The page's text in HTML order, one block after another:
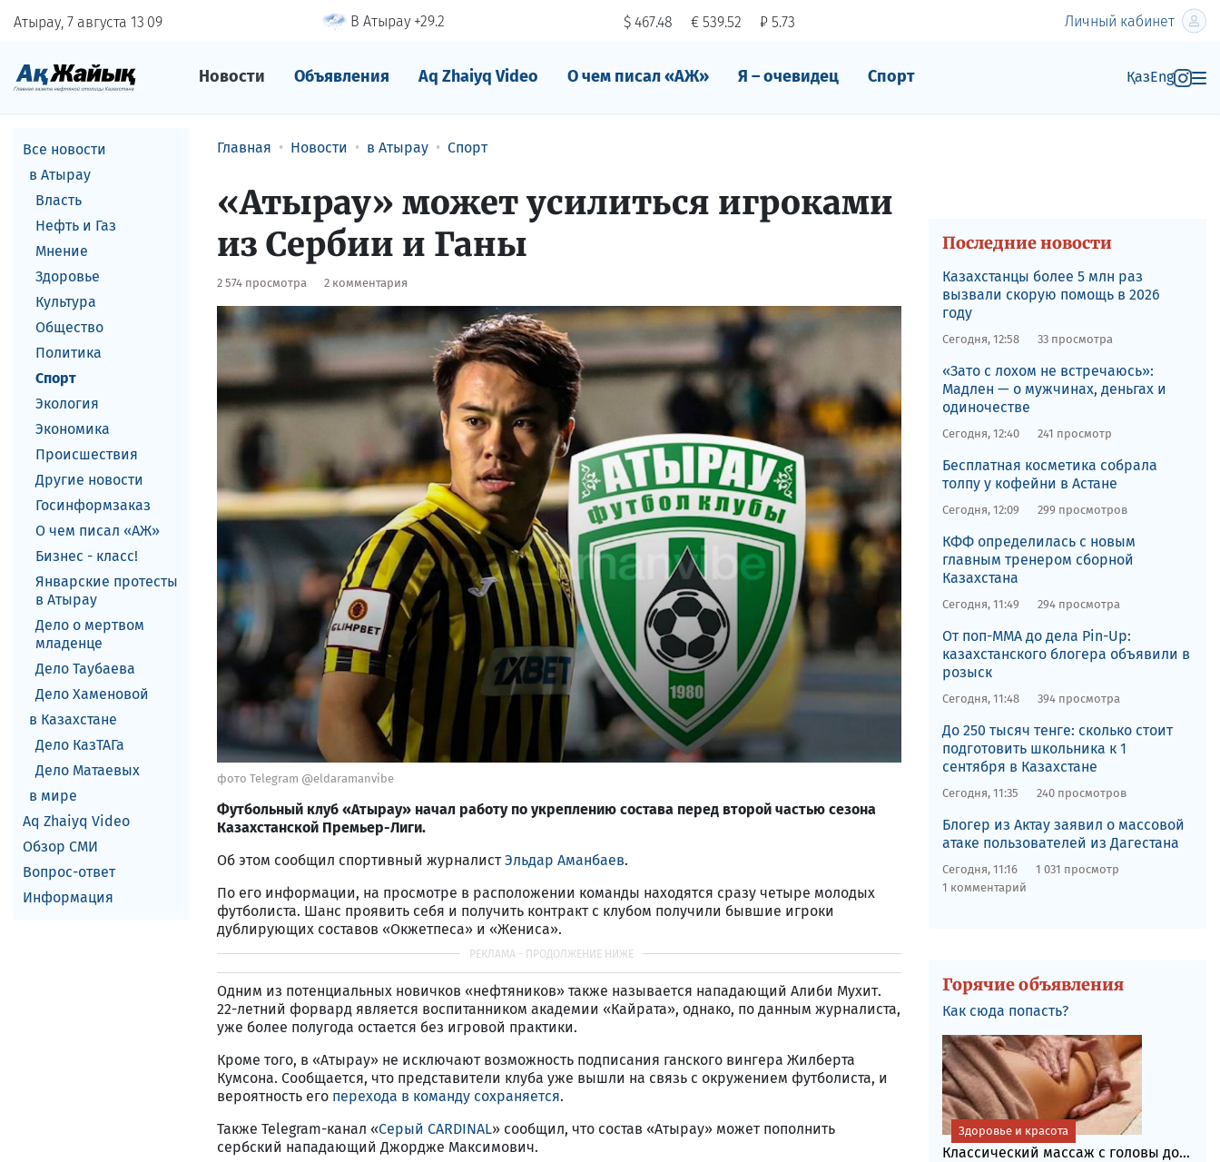
Атырау, 7 августа 13 09 В Атырау +29.2 $ 467.48 € 539.52 ₽ 5.73 Личный кабинет
Новости Объявления Aq Zhaiyq Video О чем писал «АЖ» Я – очевидец Спорт ҚазEng
Все новости
в Атырау
Власть
Нефть и Газ
Мнение
Здоровье
Культура
Общество
Политика
Спорт
Экология
Экономика
Происшествия
Другие новости
Госинформзаказ
О чем писал «АЖ»
Бизнес - класс!
Январские протесты
в Атырау
Дело о мертвом
младенце
Дело Таубаева
Дело Хаменовой
в Казахстане
Дело КазТАГа
Дело Матаевых
в мире
Aq Zhaiyq Video
Обзор СМИ
Вопрос-ответ
Информация
Главная Новости в Атырау Спорт
«Атырау» может усилиться игроками
из Сербии и Ганы
2 574 просмотра 2 комментария
фото Telegram @eldaramanvibe
Футбольный клуб «Атырау» начал работу по укреплению состава перед второй частью сезона
Казахстанской Премьер-Лиги.
Об этом сообщил спортивный журналистЭльдар Аманбаев.
По его информации, на просмотре в расположении команды находятся сразу четыре молодых
футболиста. Шанс проявить себя и получить контракт с клубом получили бывшие игроки
дублирующих составов «Окжетпеса» и «Жениса».
Одним из потенциальных новичков «нефтяников» также называется нападающий Алиби Мухит.
22-летний форвард является воспитанником академии «Кайрата», однако, по данным журналиста,
уже более полугода остается без игровой практики.
Кроме того, в «Атырау» не исключают возможность подписания ганского вингера Жилберта
Кумсона. Сообщается, что представители клуба уже вышли на связь с окружением футболиста, и
вероятность его перехода в команду сохраняется.
Также Telegram-канал «Серый CARDINAL» сообщил, что состав «Атырау» может пополнить
сербский нападающий Джордже Максимович.
Последние новости
Казахстанцы более 5 млн раз
вызвали скорую помощь в 2026
году
Сегодня, 12:58 33 просмотра
«Зато с лохом не встречаюсь»:
Мадлен — о мужчинах, деньгах и
одиночестве
Сегодня, 12:40 241 просмотр
​Бесплатная косметика собрала
толпу у кофейни в Астане​
Сегодня, 12:09 299 просмотров
КФФ определилась с новым
главным тренером сборной
Казахстана
Сегодня, 11:49 294 просмотра
От поп-ММА до дела Pin-Up:
казахстанского блогера объявили в
розыск
Сегодня, 11:48 394 просмотра
До 250 тысяч тенге: сколько стоит
подготовить школьника к 1
сентября в Казахстане
Сегодня, 11:35 240 просмотров
Блогер из Актау заявил о массовой
атаке пользователей из Дагестана
Сегодня, 11:16
1 031 просмотр
1 комментарий
Горячие объявления
Как сюда попасть?
Классический массаж с головы до...
Здоровье и красота